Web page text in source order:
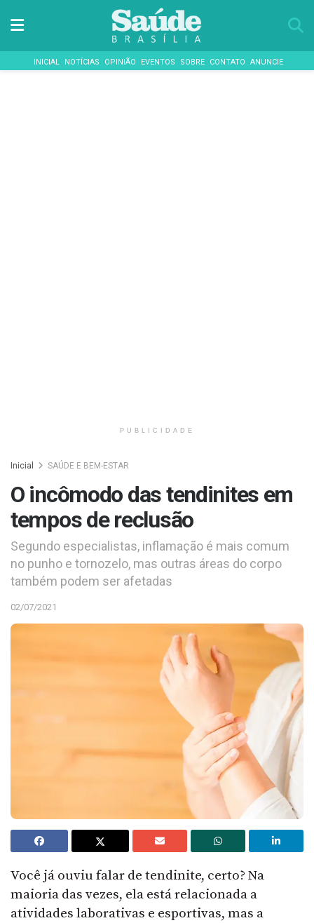
INICIAL NOTÍCIAS OPINIÃO EVENTOS SOBRE CONTATO ANUNCIE
PUBLICIDADE
Inicial SAÚDE E BEM-ESTAR
O incômodo das tendinites em
tempos de reclusão
Segundo especialistas, inflamação é mais comum
no punho e tornozelo, mas outras áreas do corpo
também podem ser afetadas
02/07/2021
Você já ouviu falar de tendinite, certo? Na
maioria das vezes, ela está relacionada a
atividades laborativas e esportivas, mas a